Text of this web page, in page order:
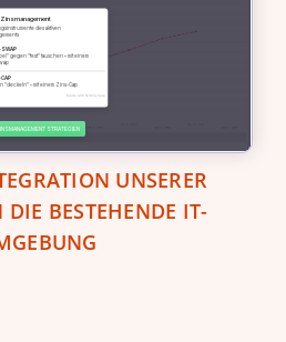
UNSERER
BESTEHENDE IT-